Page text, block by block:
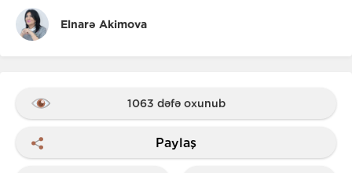
Elnarə Akimova
1063 dəfə oxunub
Paylaş